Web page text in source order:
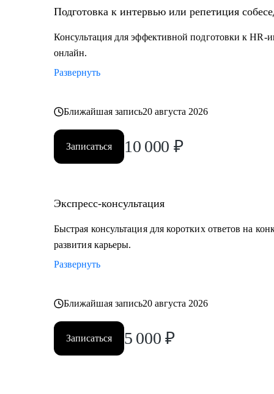
Подготовка к интервью или репетиция
Консультация для эффективной подготовки к HR-
онлайн.
Развернуть
Ближайшая запись20 августа 2026
Записаться 10 000 ₽
Экспресс-консультация
Быстрая консультация для коротких ответов на
развития карьеры.
Развернуть
Ближайшая запись20 августа 2026
Записаться 5 000 ₽